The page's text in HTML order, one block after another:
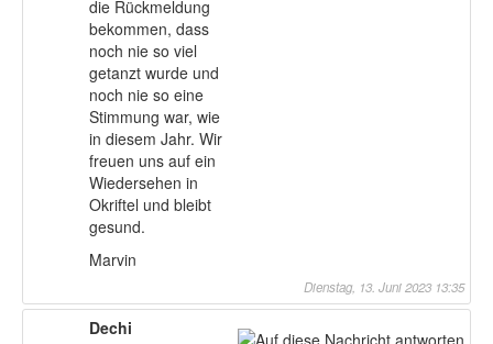
die Rückmeldung
bekommen, dass
noch nie so viel
getanzt wurde und
noch nie so eine
Stimmung war, wie
in diesem Jahr. Wir
freuen uns auf ein
Wiedersehen in
Okriftel und bleibt
gesund.
Marvin
Dienstag, 13. Juni 2023 13:35
Dechi